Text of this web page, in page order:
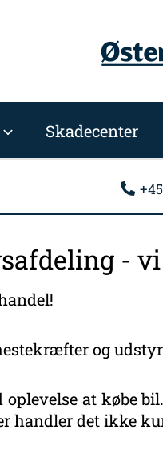
Skadecenter
-
og
at købe
handler det ikke